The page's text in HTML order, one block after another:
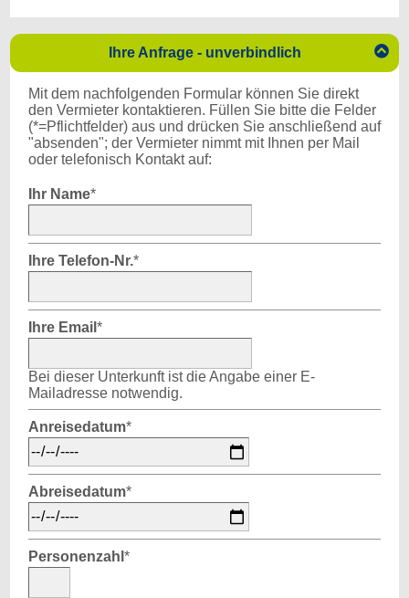
Ihre Anfrage - unverbindlich 
Mit dem nachfolgenden Formular können Sie direkt
den Vermieter kontaktieren. Füllen Sie bitte die Felder
(*=Pflichtfelder) aus und drücken Sie anschließend auf
"absenden"; der Vermieter nimmt mit Ihnen per Mail
oder telefonisch Kontakt auf:
Ihr Name*
Ihre Telefon-Nr.*
Ihre Email *
Bei dieser Unterkunft ist die Angabe einer E-
Mailadresse notwendig.
Anreisedatum*
Abreisedatum*
Personenzahl *